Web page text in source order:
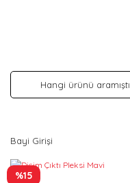
Bayi Girişi
%15